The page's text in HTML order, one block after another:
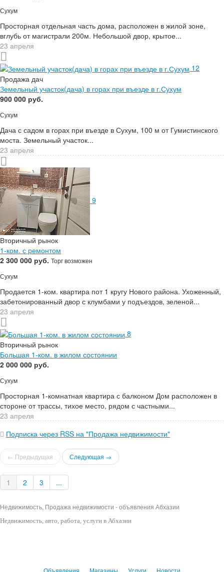
Сухум
Просторная отдельная часть дома, расположен в жилой зоне,
вглубь от магистрали 200м. Небольшой двор, крытое...
23 апреля
12
Продажа дач
Земельный участок(дача) в горах при въезде в г.Сухум
900 000 руб.
Сухум
Дача с садом в горах при въезде в Сухум, 100 м от Гумистинского
моста. Земельный участок...
23 апреля
9
Вторичный рынок
1-ком. с ремонтом
2 300 000 руб. Торг возможен
Сухум
Продается 1-ком. квартира пот 1 кругу Нового района. Ухоженный,
забетонированный двор с клумбами у подъездов, зеленой...
23 апреля
8
Вторичный рынок
Большая 1-ком. в жилом состоянии
2 000 000 руб.
Сухум
Просторная 1-комнатная квартира с балконом Дом расположен в
стороне от трассы, тихое место, рядом с частными...
23 апреля
Подписка через RSS на "Продажа недвижимости"
← Предыдущая Следующая →
1 2 3 ...
Недвижимость, Продажа недвижимости - объявления Абхазии
Недвижимость, авто, работа, услуги в Абхазии